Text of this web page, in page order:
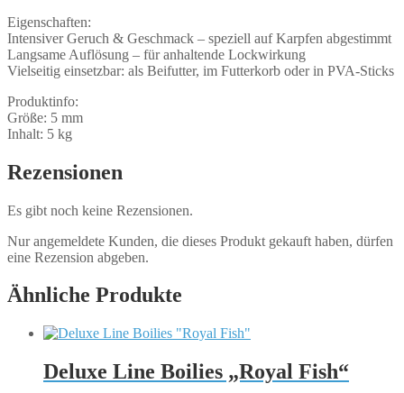
Eigenschaften:
Intensiver Geruch & Geschmack – speziell auf Karpfen abgestimmt
Langsame Auflösung – für anhaltende Lockwirkung
Vielseitig einsetzbar: als Beifutter, im Futterkorb oder in PVA-Sticks
Produktinfo:
Größe: 5 mm
Inhalt: 5 kg
Rezensionen
Es gibt noch keine Rezensionen.
Nur angemeldete Kunden, die dieses Produkt gekauft haben, dürfen
eine Rezension abgeben.
Ähnliche Produkte
Deluxe Line Boilies „Royal Fish“